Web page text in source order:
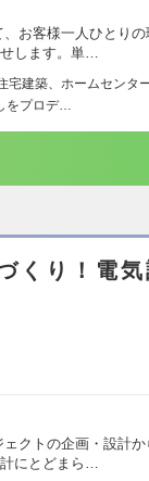
お客様一人ひとり
せします。単…
宅建築、ホームセンタ
をプロデ…
くり！電
クトの企画・設計
にとどまら…